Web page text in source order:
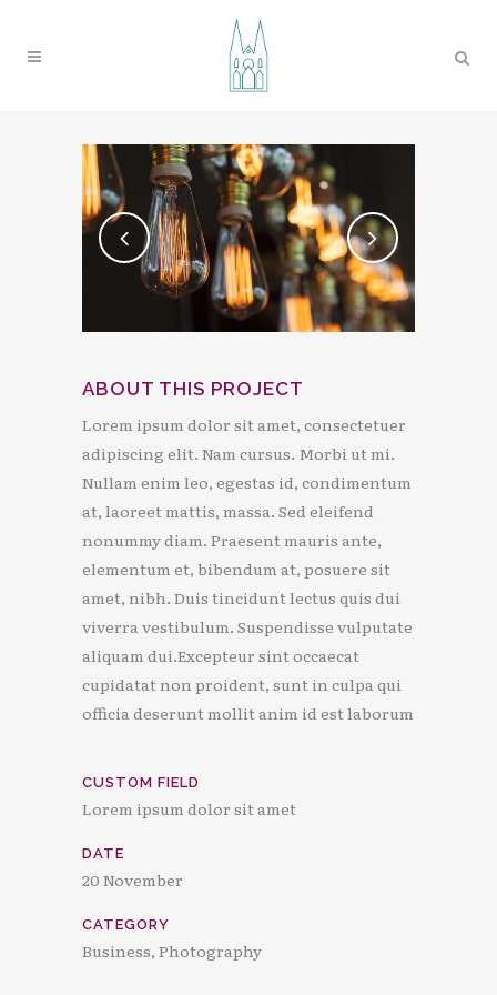
ABOUT THIS PROJECT
Lorem ipsum dolor sit amet, consectetuer
adipiscing elit. Nam cursus. Morbi ut mi.
Nullam enim leo, egestas id, condimentum
at, laoreet mattis, massa. Sed eleifend
nonummy diam. Praesent mauris ante,
elementum et, bibendum at, posuere sit
amet, nibh. Duis tincidunt lectus quis dui
viverra vestibulum. Suspendisse vulputate
aliquam dui.Excepteur sint occaecat
cupidatat non proident, sunt in culpa qui
officia deserunt mollit anim id est laborum
CUSTOM FIELD
Lorem ipsum dolor sit amet
DATE
20 November
CATEGORY
Business, Photography